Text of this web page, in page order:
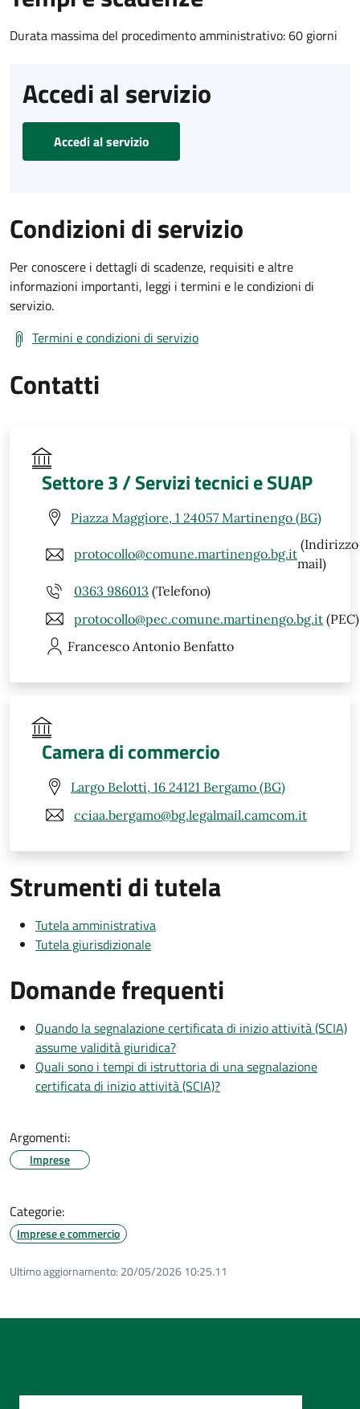
Durata massima del procedimento amministrativo: 60 giorni
Accedi al servizio
Accedi al servizio
Condizioni di servizio
Per conoscere i dettagli di scadenze, requisiti e altre
informazioni importanti, leggi i termini e le condizioni di
servizio.
Termini e condizioni di servizio
Contatti
Settore 3 / Servizi tecnici e SUAP
Piazza Maggiore, 1 24057 Martinengo (BG)
protocollo@comune.martinengo.bg.it
(Indirizzo
mail)
0363 986013 (Telefono)
protocollo@pec.comune.martinengo.bg.it (PEC)
Francesco Antonio Benfatto
Camera di commercio
Largo Belotti, 16 24121 Bergamo (BG)
cciaa.bergamo@bg.legalmail.camcom.it
Strumenti di tutela
Tutela amministrativa
Tutela giurisdizionale
Domande frequenti
Quando la segnalazione certificata di inizio attività (SCIA)
assume validità giuridica?
Quali sono i tempi di istruttoria di una segnalazione
certificata di inizio attività (SCIA)?
Argomenti:
Imprese
Categorie:
Imprese e commercio
Ultimo aggiornamento: 20/05/2026 10:25.11